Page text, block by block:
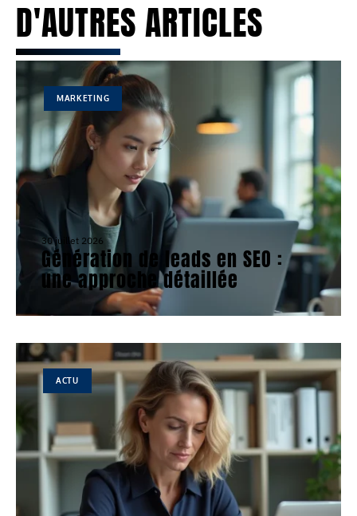
D'AUTRES ARTICLES
MARKETING
30 juillet 2026
Génération de leads en SEO :
une approche détaillée
ACTU